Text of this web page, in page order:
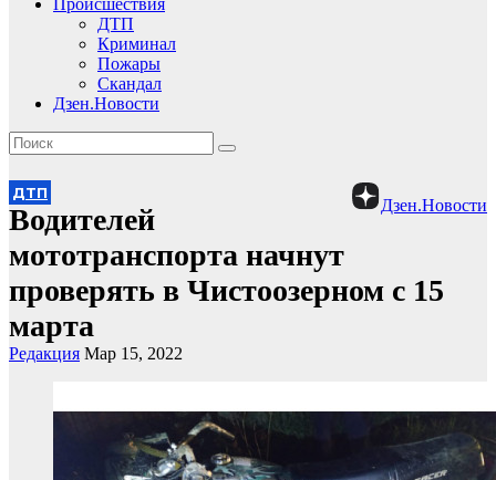
Происшествия
ДТП
Криминал
Пожары
Скандал
Дзен.Новости
Дзен.Новости
ДТП
Водителей
мототранспорта начнут
проверять в Чистоозерном с 15
марта
Редакция Мар 15, 2022